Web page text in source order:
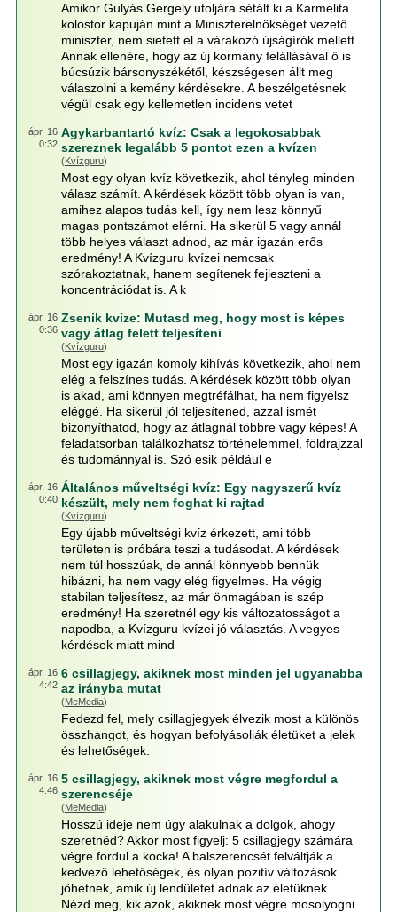
Amikor Gulyás Gergely utoljára sétált ki a Karmelita
kolostor kapuján mint a Miniszterelnökséget vezető
miniszter, nem sietett el a várakozó újságírók mellett.
Annak ellenére, hogy az új kormány felállásával ő is
búcsúzik bársonyszékétől, készségesen állt meg
válaszolni a kemény kérdésekre. A beszélgetésnek
végül csak egy kellemetlen incidens vetet
ápr. 16
0:32
Agykarbantartó kvíz: Csak a legokosabbak
szereznek legalább 5 pontot ezen a kvízen
(Kvízguru)
Most egy olyan kvíz következik, ahol tényleg minden
válasz számít. A kérdések között több olyan is van,
amihez alapos tudás kell, így nem lesz könnyű
magas pontszámot elérni. Ha sikerül 5 vagy annál
több helyes választ adnod, az már igazán erős
eredmény! A Kvízguru kvízei nemcsak
szórakoztatnak, hanem segítenek fejleszteni a
koncentrációdat is. A k
ápr. 16
0:36
Zsenik kvíze: Mutasd meg, hogy most is képes
vagy átlag felett teljesíteni
(Kvízguru)
Most egy igazán komoly kihívás következik, ahol nem
elég a felszínes tudás. A kérdések között több olyan
is akad, ami könnyen megtréfálhat, ha nem figyelsz
eléggé. Ha sikerül jól teljesítened, azzal ismét
bizonyíthatod, hogy az átlagnál többre vagy képes! A
feladatsorban találkozhatsz történelemmel, földrajzzal
és tudománnyal is. Szó esik például e
ápr. 16
0:40
Általános műveltségi kvíz: Egy nagyszerű kvíz
készült, mely nem foghat ki rajtad
(Kvízguru)
Egy újabb műveltségi kvíz érkezett, ami több
területen is próbára teszi a tudásodat. A kérdések
nem túl hosszúak, de annál könnyebb bennük
hibázni, ha nem vagy elég figyelmes. Ha végig
stabilan teljesítesz, az már önmagában is szép
eredmény! Ha szeretnél egy kis változatosságot a
napodba, a Kvízguru kvízei jó választás. A vegyes
kérdések miatt mind
ápr. 16
4:42
6 csillagjegy, akiknek most minden jel ugyanabba
az irányba mutat
(MeMedia)
Fedezd fel, mely csillagjegyek élvezik most a különös
összhangot, és hogyan befolyásolják életüket a jelek
és lehetőségek.
ápr. 16
4:46
5 csillagjegy, akiknek most végre megfordul a
szerencséje
(MeMedia)
Hosszú ideje nem úgy alakulnak a dolgok, ahogy
szeretnéd? Akkor most figyelj: 5 csillagjegy számára
végre fordul a kocka! A balszerencsét felváltják a
kedvező lehetőségek, és olyan pozitív változások
jöhetnek, amik új lendületet adnak az életüknek.
Nézd meg, kik azok, akiknek most végre mosolyogni